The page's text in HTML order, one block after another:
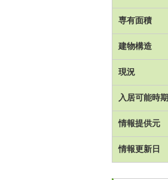
専有面積
建物構造
現況
入居可能時期
情報提供元
情報更新日